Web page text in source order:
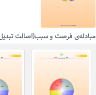
مبادله‌ی فرصت و سبب(اصالت